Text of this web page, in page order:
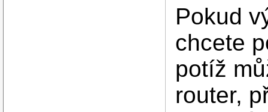
Pokud
chcete
potíž
router,